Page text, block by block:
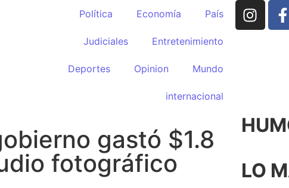
Política Economía País
Judiciales Entretenimiento
Deportes Opinion Mundo
internacional
gastó $1.8
fotográfico
LO